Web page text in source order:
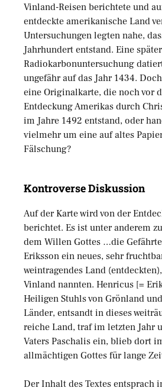
Vinland-Reisen berichtete und
entdeckte amerikanische Land
Untersuchungen legten nahe,
Jahrhundert entstand. Eine
Radiokarbonuntersuchung
ungefähr auf das Jahr 1434.
eine Originalkarte, die noch vor
Entdeckung Amerikas durch
im Jahre 1492 entstand, oder
vielmehr um eine auf altes
Fälschung?
Kontroverse Diskussion
Auf der Karte wird von der
berichtet. Es ist unter anderem
dem Willen Gottes …die
Eriksson ein neues, sehr
weintragendes Land
Vinland nannten. Henricus [=
Heiligen Stuhls von Grönland
Länder, entsandt in dieses
reiche Land, traf im letzten Jahr
Vaters Paschalis ein, blieb dort
allmächtigen Gottes für lange
Der Inhalt des Textes entsprach